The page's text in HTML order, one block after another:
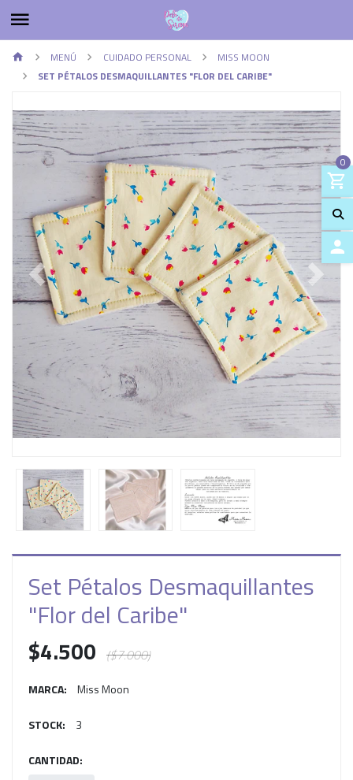
0
MENÚ CUIDADO PERSONAL
MISS MOON
SET PÉTALOS DESMAQUILLANTES "FLOR DEL CARIBE"
Previous Next
Set Pétalos Desmaquillantes
"Flor del Caribe"
$4.500 ($7.000)
MARCA: Miss Moon
STOCK: 3
CANTIDAD: